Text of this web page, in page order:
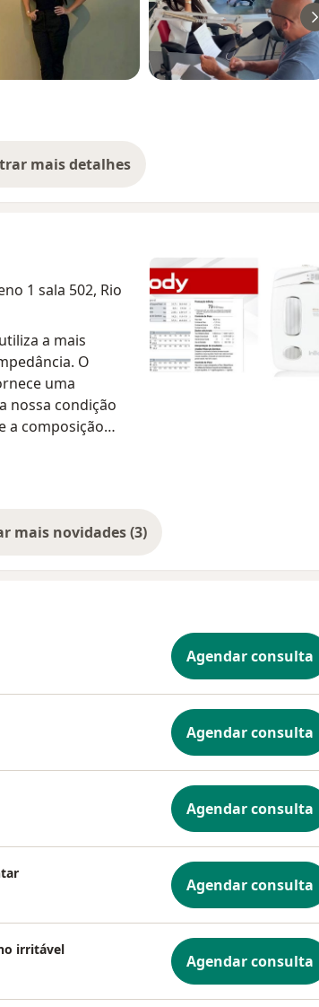
mais detalhes
sobre a experiência
1 sala 502, Rio
a mais
O
uma
nossa condição
a composição
de forma
detalhada
Mostrar mais novidades (3)
Agendar consulta
Agendar consulta
Agendar consulta
Agendar consulta
irritável
Agendar consulta